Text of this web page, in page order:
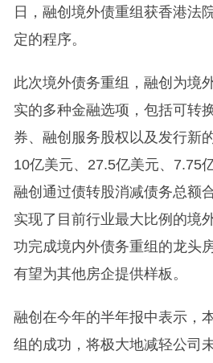
日，融创境外债重组获香港法
定的程序。
此次境外债务重组，融创为境
实的多种金融选项，包括可转
券、融创服务股权以及发行新
10亿美元、27.5亿美元、7.75
融创通过债转股消减债务总额
实现了目前行业最大比例的境
功完成境内外债务重组的龙头
有望为其他房企提供样板。
融创在今年的半年报中表示，
组的成功，将极大地减轻公司